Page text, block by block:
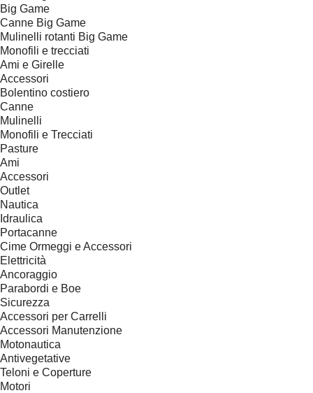
Big Game
Canne Big Game
Mulinelli rotanti Big Game
Monofili e trecciati
Ami e Girelle
Accessori
Bolentino costiero
Canne
Mulinelli
Monofili e Trecciati
Pasture
Ami
Accessori
Outlet
Nautica
Idraulica
Portacanne
Cime Ormeggi e Accessori
Elettricità
Ancoraggio
Parabordi e Boe
Sicurezza
Accessori per Carrelli
Accessori Manutenzione
Motonautica
Antivegetative
Teloni e Coperture
Motori